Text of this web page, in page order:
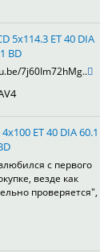
5x114.3 ET 40 DIA
BD
7j60Im72hMg..
ET 40 DIA 60.1
с первого
везде как
проверяется",